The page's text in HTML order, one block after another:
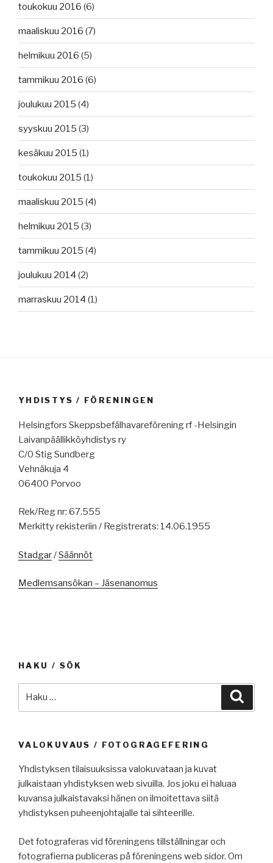
toukokuu 2016 (6)
maaliskuu 2016 (7)
helmikuu 2016 (5)
tammikuu 2016 (6)
joulukuu 2015 (4)
syyskuu 2015 (3)
kesäkuu 2015 (1)
toukokuu 2015 (1)
maaliskuu 2015 (4)
helmikuu 2015 (3)
tammikuu 2015 (4)
joulukuu 2014 (2)
marraskuu 2014 (1)
YHDISTYS / FÖRENINGEN
Helsingfors Skeppsbefälhavareförening rf -Helsingin
Laivanpäällikköyhdistys ry
C/0 Stig Sundberg
Vehnäkuja 4
06400 Porvoo
Rek/Reg nr: 67.555
Merkitty rekisteriin / Registrerats: 14.06.1955
Stadgar/Säännöt
Medlemsansökan – Jäsenanomus
HAKU / SÖK
VALOKUVAUS / FOTOGRAGEFERING
Yhdistyksen tilaisuuksissa valokuvataan ja kuvat
julkaistaan yhdistyksen web sivuilla. Jos joku ei haluaa
kuvansa julkaistavaksi hänen on ilmoitettava siitä
yhdistyksen puheenjohtajalle tai sihteerille.
Det fotograferas vid föreningens tillställningar och
fotografierna publiceras på föreningens web sidor. Om